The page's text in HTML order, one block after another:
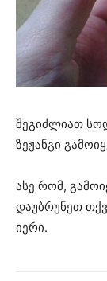
შეგიძლიათ
ზეჟანგი
ასე რომ,
დაუბრუნეთ
იერი.